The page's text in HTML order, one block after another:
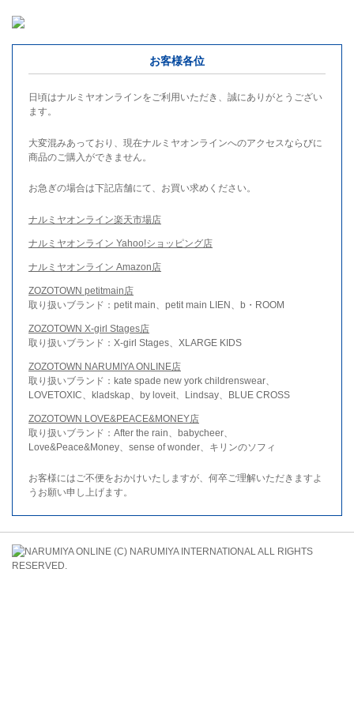
お客様各位
日頃はナルミヤオンラインをご利用いただき、誠にありがとうござい
ます。
大変混みあっており、現在ナルミヤオンラインへのアクセスならびに
商品のご購入ができません。
お急ぎの場合は下記店舗にて、お買い求めください。
ナルミヤオンライン楽天市場店
ナルミヤオンライン Yahoo!ショッピング店
ナルミヤオンライン Amazon店
ZOZOTOWN petitmain店
取り扱いブランド：petit main、petit main LIEN、b・ROOM
ZOZOTOWN X-girl Stages店
取り扱いブランド：X-girl Stages、XLARGE KIDS
ZOZOTOWN NARUMIYA ONLINE店
取り扱いブランド：kate spade new york childrenswear、
LOVETOXIC、kladskap、by loveit、Lindsay、BLUE CROSS
ZOZOTOWN LOVE&PEACE&MONEY店
取り扱いブランド：After the rain、babycheer、
Love&Peace&Money、sense of wonder、キリンのソフィ
お客様にはご不便をおかけいたしますが、何卒ご理解いただきますよ
うお願い申し上げます。